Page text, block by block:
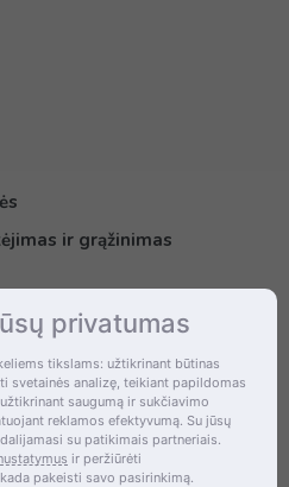
ir grąžinimas
Lietuva
privatumas
tikslams: užtikrinant būtinas
svetainės analizę, teikiant papildomas
saugumą ir sukčiavimo
reklamos efektyvumą. Su jūsų
su patikimais partneriais.
ir peržiūrėti
pakeisti savo pasirinkimą.